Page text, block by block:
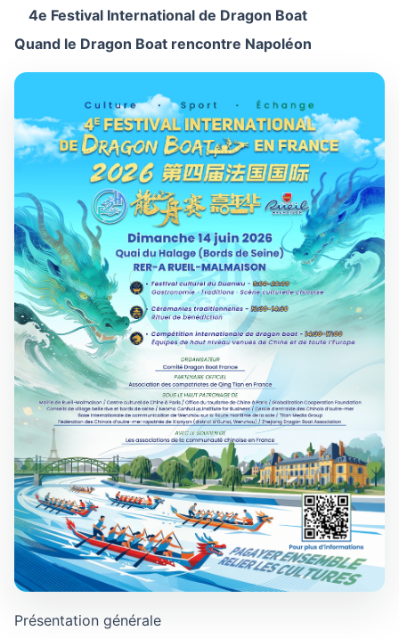
4e Festival International de Dragon Boat
Quand le Dragon Boat rencontre Napoléon
Présentation générale